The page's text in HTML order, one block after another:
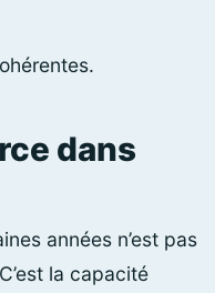
dans
années n’est pas
la capacité